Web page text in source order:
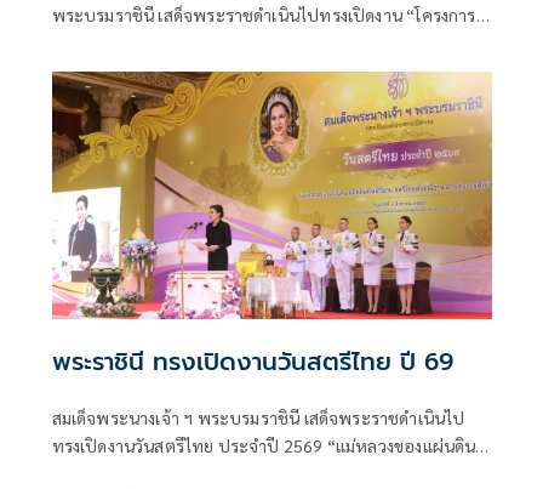
พระบรมราชินี เสด็จพระราชดำเนินไปทรงเปิดงาน “โครงการ
รักษา ต่อยอด จากดอยสู่เมือง” (The Blooming Legacy of
Royal Flora)
พระราชินี ทรงเปิดงานวันสตรีไทย ปี 69
สมเด็จพระนางเจ้า ฯ พระบรมราชินี เสด็จพระราชดำเนินไป
ทรงเปิดงานวันสตรีไทย ประจำปี 2569 “แม่หลวงของแผ่นดิน